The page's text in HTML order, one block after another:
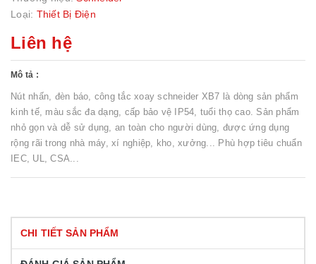
Loại: Thiết Bị Điện
Liên hệ
Mô tả :
Nút nhấn, đèn báo, công tắc xoay schneider XB7 là dòng sản phẩm
kinh tế, màu sắc đa dạng, cấp bảo vệ IP54, tuổi thọ cao. Sản phẩm
nhỏ gọn và dễ sử dụng, an toàn cho người dùng, được ứng dụng
rộng rãi trong nhà máy, xí nghiệp, kho, xưởng... Phù hợp tiêu chuẩn
IEC, UL, CSA...
CHI TIẾT SẢN PHẨM